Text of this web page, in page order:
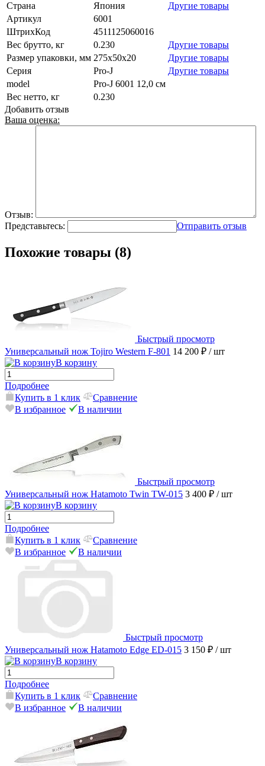
Страна
Япония
Другие товары
Артикул
6001
ШтрихКод
4511125060016
Вес брутто, кг
0.230
Другие товары
Размер упаковки, мм 275x50x20
Другие товары
Серия
Pro-J
Другие товары
model
Pro-J 6001 12,0 см
Вес нетто, кг
0.230
Добавить отзыв
Ваша оценка:
Отзыв:
Представьтесь:
Отправить отзыв
Похожие товары (8)
Быстрый просмотр
Универсальный нож Tojiro Western F-801 14 200 ₽ / шт
В корзину
Подробнее
Купить в 1 клик
Сравнение
В избранное
В наличии
Быстрый просмотр
Универсальный нож Hatamoto Twin TW-015 3 400 ₽ / шт
В корзину
Подробнее
Купить в 1 клик
Сравнение
В избранное
В наличии
Быстрый просмотр
Универсальный нож Hatamoto Edge ED-015 3 150 ₽ / шт
В корзину
Подробнее
Купить в 1 клик
Сравнение
В избранное
В наличии